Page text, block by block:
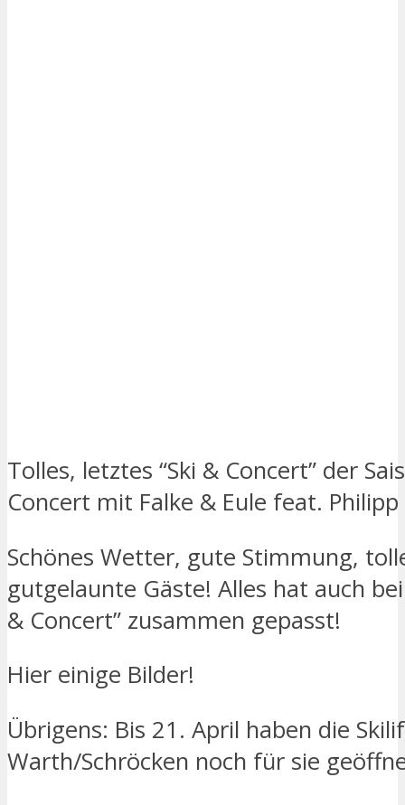
Tolles, letztes “Ski & Concert” der
Concert mit Falke & Eule feat.
Schönes Wetter, gute Stimmung,
gutgelaunte Gäste! Alles hat auch
& Concert” zusammen gepasst!
Hier einige Bilder!
Übrigens: Bis 21. April haben die
Warth/Schröcken noch für sie